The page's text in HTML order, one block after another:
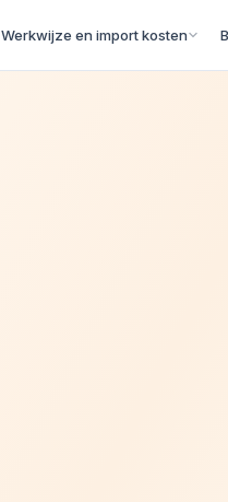
Werkwijze en import kosten